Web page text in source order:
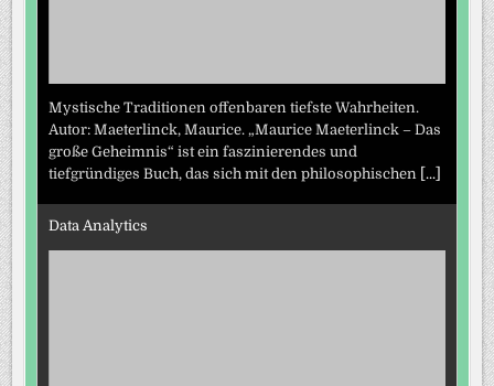
Mystische Traditionen offenbaren tiefste Wahrheiten.
Autor: Maeterlinck, Maurice. „Maurice Maeterlinck – Das
große Geheimnis“ ist ein faszinierendes und
tiefgründiges Buch, das sich mit den philosophischen [...]
Data Analytics